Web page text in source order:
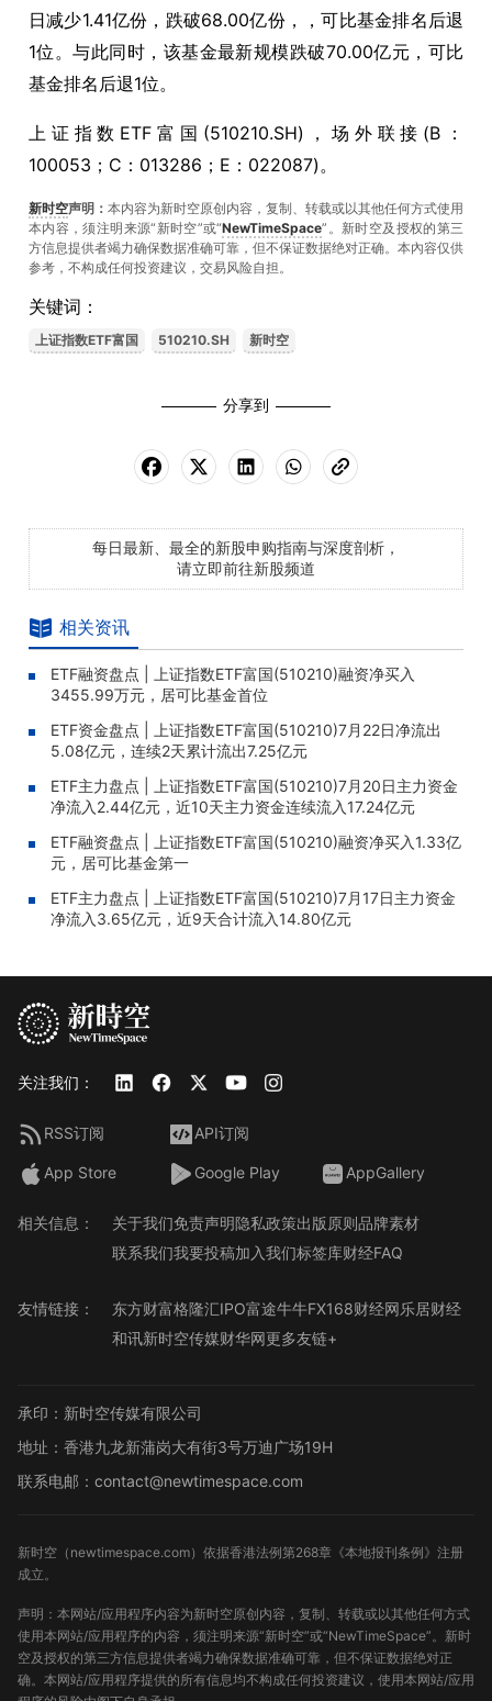
日减少1.41亿份，跌破68.00亿份，，可比基金排名后退
1位。与此同时，该基金最新规模跌破70.00亿元，可比
基金排名后退1位。
上证指数ETF富国(510210.SH)，场外联接(B：
100053；C：013286；E：022087)。
新时空声明： 本内容为新时空原创内容，复制、转载或以其他任何方式使用
本内容，须注明来源“新时空”或“NewTimeSpace”。新时空及授权的第三
方信息提供者竭力确保数据准确可靠，但不保证数据绝对正确。本內容仅供
参考，不构成任何投资建议，交易风险自担。
关键词：
上证指数ETF富国 510210.SH 新时空
分享到
每日最新、最全的新股申购指南与深度剖析，
请立即前往新股频道
相关资讯
ETF融资盘点 | 上证指数ETF富国(510210)融资净买入
3455.99万元，居可比基金首位
ETF资金盘点 | 上证指数ETF富国(510210)7月22日净流出
5.08亿元，连续2天累计流出7.25亿元
ETF主力盘点 | 上证指数ETF富国(510210)7月20日主力资金
净流入2.44亿元，近10天主力资金连续流入17.24亿元
ETF融资盘点 | 上证指数ETF富国(510210)融资净买入1.33亿
元，居可比基金第一
ETF主力盘点 | 上证指数ETF富国(510210)7月17日主力资金
净流入3.65亿元，近9天合计流入14.80亿元
关注我们：
RSS订阅 API订阅
App Store Google Play AppGallery
相关信息： 关于我们免责声明隐私政策出版原则品牌素材
联系我们我要投稿加入我们标签库财经FAQ
友情链接： 东方财富格隆汇IPO富途牛牛FX168财经网乐居财经
和讯新时空传媒财华网更多友链+
承印：新时空传媒有限公司
地址：香港九龙新蒲岗大有街3号万迪广场19H
联系电邮：contact@newtimespace.com
新时空（ newtimespace.com）依据香港法例第268章《本地报刊条例》注册
成立。
声明：本网站/应用程序内容为新时空原创内容，复制、转载或以其他任何方式
使用本网站/应用程序的内容，须注明来源“新时空”或“NewTimeSpace”。新时
空及授权的第三方信息提供者竭力确保数据准确可靠，但不保证数据绝对正
确。本网站/应用程序提供的所有信息均不构成任何投资建议，使用本网站/应用